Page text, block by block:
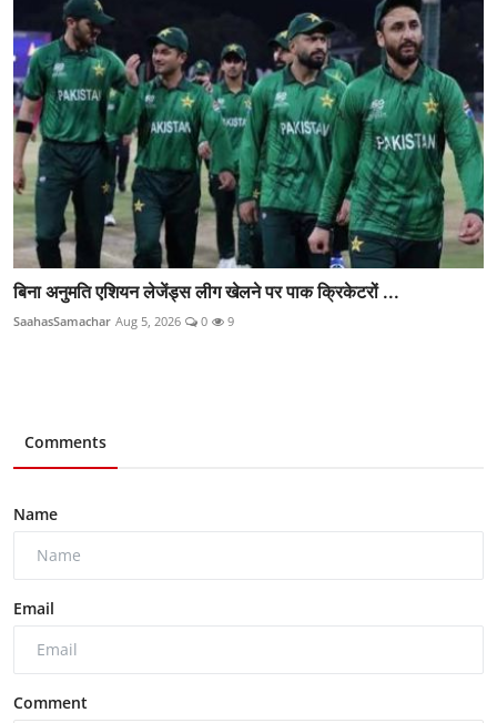
बिना अनुमति एशियन लेजेंड्स लीग खेलने पर पाक क्रिकेटरों ...
SaahasSamachar Aug 5, 2026 0 9
Comments
Name
Email
Comment